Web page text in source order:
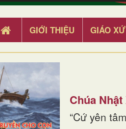
GIỚI THIỆU GIÁO XỨ
Chúa
“Cứ yên